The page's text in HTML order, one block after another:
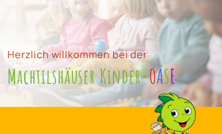
Herzlich willkommen bei der
Machtilshäuser Kinder-OASE